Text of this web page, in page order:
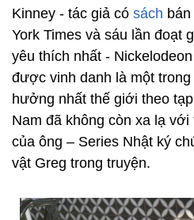
Kinney - tác giả có sách
York Times và sáu lần đoạt
yêu thích nhất -
được vinh danh là một
hưởng nhất thế giới theo
Nam đã không còn xa lạ
của ông – Series Nhật ký
vật Greg trong truyện.